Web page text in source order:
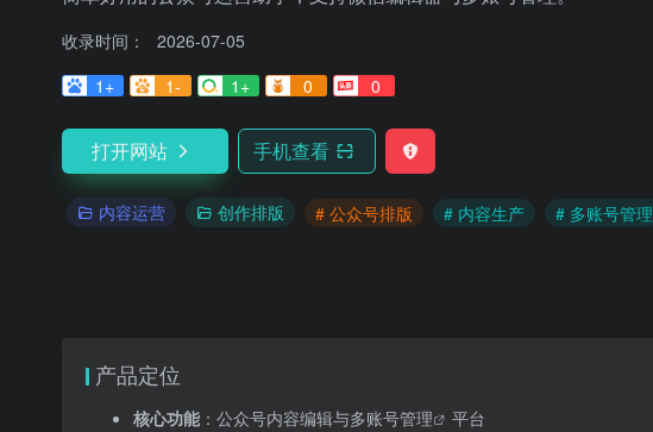
收录时间：
2026-07-05
1+
1- 1+ 0 0
打开网站 手机查看
内容运营 创作排版 # 公众号排版 # 内容生产 # 多账号管理
产品定位
核心功能：公众号内容编辑与多账号管理
平台